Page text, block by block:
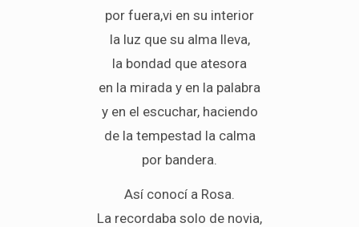
por fuera,vi en su interior
la luz que su alma lleva,
la bondad que atesora
en la mirada y en la palabra
y en el escuchar, haciendo
de la tempestad la calma
por bandera.
Así conocí a Rosa.
La recordaba solo de novia,